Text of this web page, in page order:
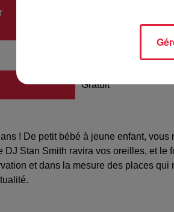
Gratuit
! De petit bébé à jeune enfant,
DJ Stan Smith ravira vos oreilles, et
et dans la mesure des places